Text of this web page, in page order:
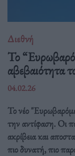
Διεθνή
Το
αβεβαιότητα
04.02.26
Το νέο
την αντίφαση. Oι
ακρίβεια και
πιο δυνατή, πιο